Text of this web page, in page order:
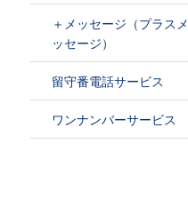
＋メッセージ（プラスメ
ッセージ）
留守番電話サービス
ワンナンバーサービス